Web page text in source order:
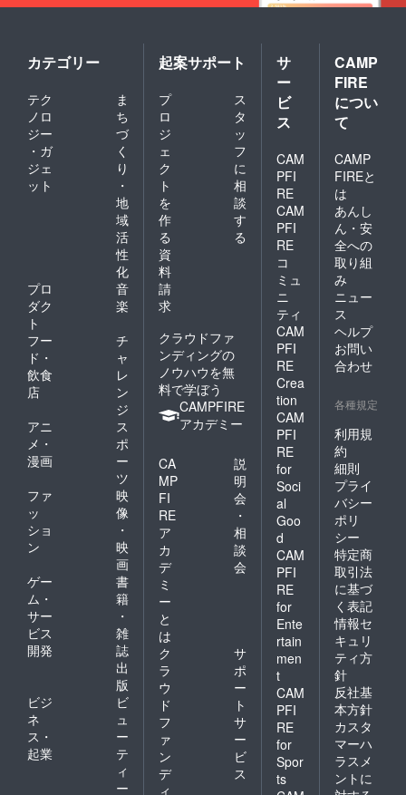
カテゴリー
テク
ノロ
ジー
・ガ
ジェ
ット
ま
ち
づ
く
り
・
地
域
活
性
化
プロ
ダク
ト
音
楽
フー
ド・
飲食
店
チ
ャ
レ
ン
ジ
アニ
メ・
漫画
ス
ポ
ー
ツ
ファ
ッ
ショ
ン
映
像
・
映
画
ゲー
ム・
サー
ビス
開発
書
籍
・
雑
誌
出
版
ビジ
ネ
ス・
起業
ビ
ュ
ー
テ
ィ
ー
起案サポート
プ
ロ
ジ
ェ
ク
ト
を
作
る
ス
タ
ッ
フ
に
相
談
す
る
資
料
請
求
クラウドファ
ンディングの
ノウハウを無
料で学ぼう
CAMPFIRE
アカデミー
CA
MP
FI
RE
ア
カ
デ
ミ
ー
と
は
説
明
会
・
相
談
会
ク
ラ
ウ
ド
フ
ァ
ン
デ
ィ
サ
ポ
ー
ト
サ
ー
ビ
ス
サ
ー
ビ
ス
CAM
PFI
RE
CAM
PFI
RE
コ
ミュ
ニ
ティ
CAM
PFI
RE
Crea
tion
CAM
PFI
RE
for
Soci
al
Goo
d
CAM
PFI
RE
for
Ente
rtain
men
t
CAM
PFI
RE
for
Spor
ts
CAMP
FIRE
につい
て
CAMP
FIREと
は
あんし
ん・安
全への
取り組
み
ニュー
ス
ヘルプ
お問い
合わせ
各種規定
利用規
約
細則
プライ
バシー
ポリ
シー
特定商
取引法
に基づ
く表記
情報セ
キュリ
ティ方
針
反社基
本方針
カスタ
マーハ
ラスメ
ントに